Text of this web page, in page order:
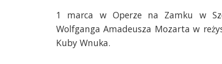
1 marca w Operze na Zamku w
Wolfganga Amadeusza Mozarta w
Kuby Wnuka.